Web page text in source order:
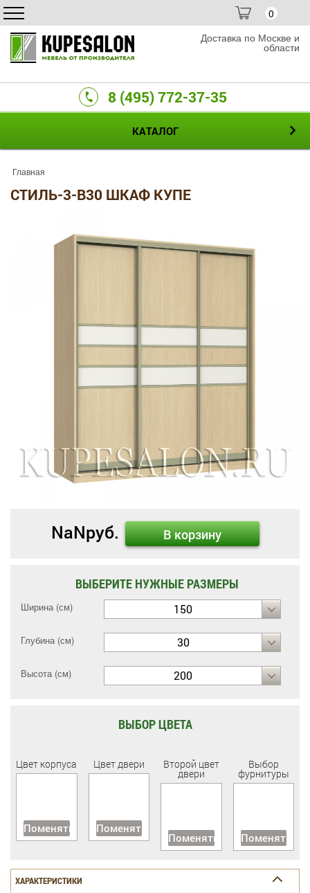
0
Доставка по Москве и
области
8 (495) 772-37-35
КАТАЛОГ
Главная
СТИЛЬ-3-B30 ШКАФ КУПЕ
NaNруб. В корзину
ВЫБЕРИТЕ НУЖНЫЕ РАЗМЕРЫ
Ширина (см) 150
Глубина (см) 30
Высота (см) 200
ВЫБОР ЦВЕТА
Цвет корпуса
Поменять
Цвет двери
Поменять
Второй цвет
двери
Поменять
Выбор
фурнитуры
Поменять
ХАРАКТЕРИСТИКИ